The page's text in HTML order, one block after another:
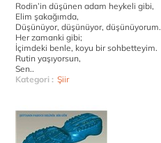
Rodin’in düşünen adam heykeli gibi,
Elim şakağımda,
Düşünüyor, düşünüyor, düşünüyorum.
Her zamanki gibi;
İçimdeki benle, koyu bir sohbetteyim.
Rutin yaşıyorsun,
Sen..
Kategori : Şiir